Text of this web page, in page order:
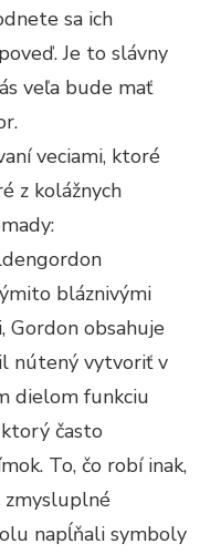
sa ich
Je to slávny
veľa bude mať
veciami, ktoré
z kolážnych
bláznivými
Gordon obsahuje
nútený vytvoriť v
dielom funkciu
často
To, čo robí inak,
zmysluplné
napĺňali symboly